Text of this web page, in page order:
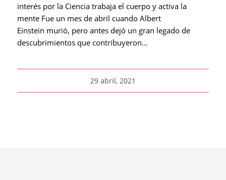
interés por la Ciencia trabaja el cuerpo y activa la
mente Fue un mes de abril cuando Albert
Einstein murió, pero antes dejó un gran legado de
descubrimientos que contribuyeron…
29 abril, 2021